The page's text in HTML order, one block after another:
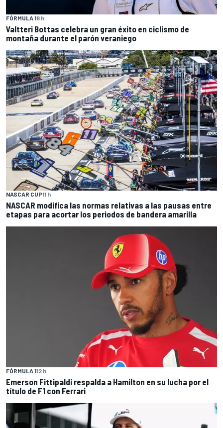
FÓRMULA 18 h
Valtteri Bottas celebra un gran éxito en ciclismo de
montaña durante el parón veraniego
NASCAR CUP11 h
NASCAR modifica las normas relativas a las pausas entre
etapas para acortar los periodos de bandera amarilla
FÓRMULA 112 h
Emerson Fittipaldi respalda a Hamilton en su lucha por el
título de F1 con Ferrari